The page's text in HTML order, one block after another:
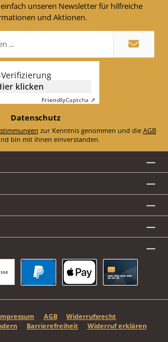
unseren Newsletter für hilfreiche
und Aktionen.
klicken
FriendlyCaptcha ⇗
Datenschutz
zur Kenntnis genommen und die AGB
bin mit ihnen einverstanden.
AGB
Widerrufsrecht
Barrierefreiheit Widerruf erklären